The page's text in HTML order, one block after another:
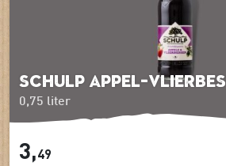
0,75 liter
schulp appel-Vlierbes
3,49